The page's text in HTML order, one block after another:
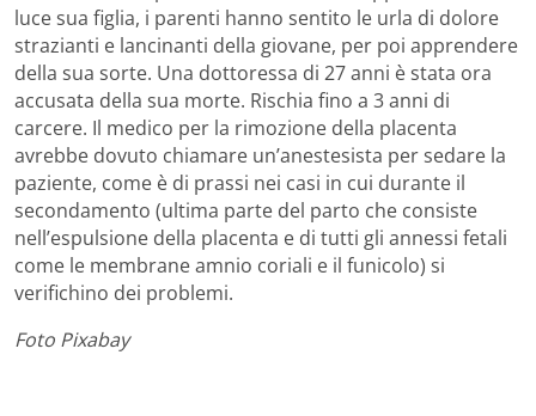
luce sua figlia, i parenti hanno sentito le urla di dolore
strazianti e lancinanti della giovane, per poi apprendere
della sua sorte. Una dottoressa di 27 anni è stata ora
accusata della sua morte. Rischia fino a 3 anni di
carcere. Il medico per la rimozione della placenta
avrebbe dovuto chiamare un’anestesista per sedare la
paziente, come è di prassi nei casi in cui durante il
secondamento (ultima parte del parto che consiste
nell’espulsione della placenta e di tutti gli annessi fetali
come le membrane amnio coriali e il funicolo) si
verifichino dei problemi.
Foto Pixabay